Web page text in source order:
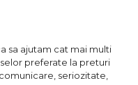
sa ajutam cat mai multi
preferate la preturi
seriozitate,